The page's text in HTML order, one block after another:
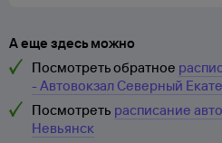
А еще здесь можно
Посмотреть обратное
- Автовокзал Северный
Посмотреть расписание
Невьянск